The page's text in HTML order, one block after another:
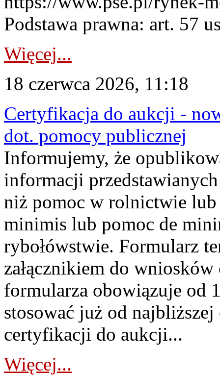
Podstawa prawna: art. 57
Więcej...
18 czerwca 2026, 11:18
Certyfikacja do aukcji -
dot. pomocy publicznej
Informujemy, że
informacji
niż pomoc w rolnictwie lub
minimis lub pomoc de
rybołówstwie. Formularz
załącznikiem do
formularza obowiązuje od
stosować już od
certyfikacji do aukcji...
Więcej...